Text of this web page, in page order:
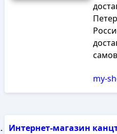
my-
Интернет-магазин